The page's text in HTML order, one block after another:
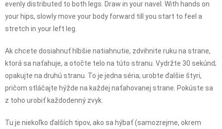
evenly distributed to both legs. Draw in your navel. With hands on
your hips, slowly move your body forward till you start to feel a
stretch in your left leg.
Ak chcete dosiahnuť hlbšie natiahnutie, zdvihnite ruku na strane,
ktorá sa naťahuje, a otočte telo na túto stranu. Vydržte 30 sekúnd;
opakujte na druhú stranu. To je jedna séria; urobte ďalšie štyri,
pričom stláčajte hýžde na každej naťahovanej strane. Pokúste sa
z toho urobiť každodenný zvyk.
Tu je niekoľko ďalších tipov, ako sa hýbať (samozrejme, okrem